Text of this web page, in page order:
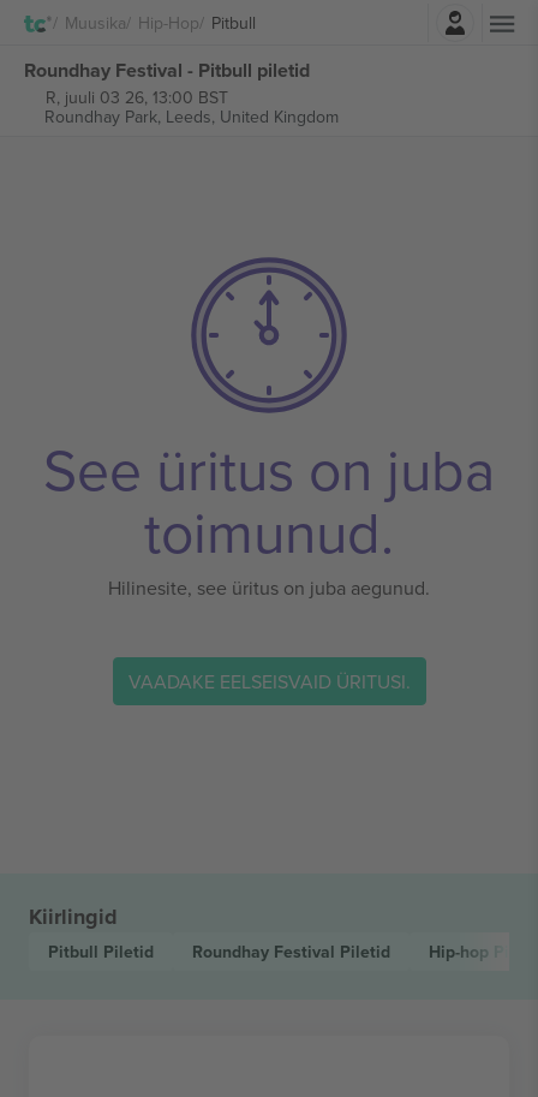
Muusika Hip-Hop Pitbull
Roundhay Festival - Pitbull piletid
R, juuli 03 26, 13:00 BST
Roundhay Park, Leeds, United Kingdom
See üritus on juba
toimunud.
Hilinesite, see üritus on juba aegunud.
VAADAKE EELSEISVAID ÜRITUSI.
Kiirlingid
Pitbull Piletid Roundhay Festival Piletid Hip-hop